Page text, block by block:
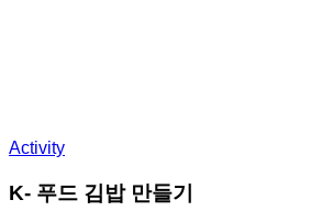
Activity
K- 푸드 김밥 만들기